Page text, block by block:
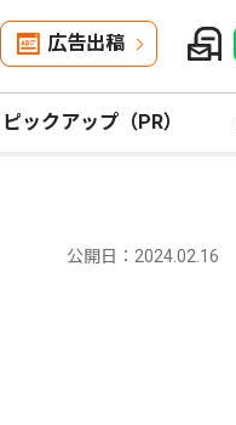
広告出稿
ピックアップ（PR）
公開日：2024.02.16